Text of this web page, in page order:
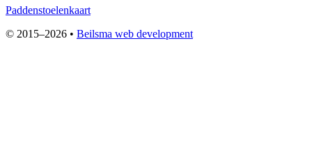
Paddenstoelenkaart
© 2015–2026 • Beilsma web development